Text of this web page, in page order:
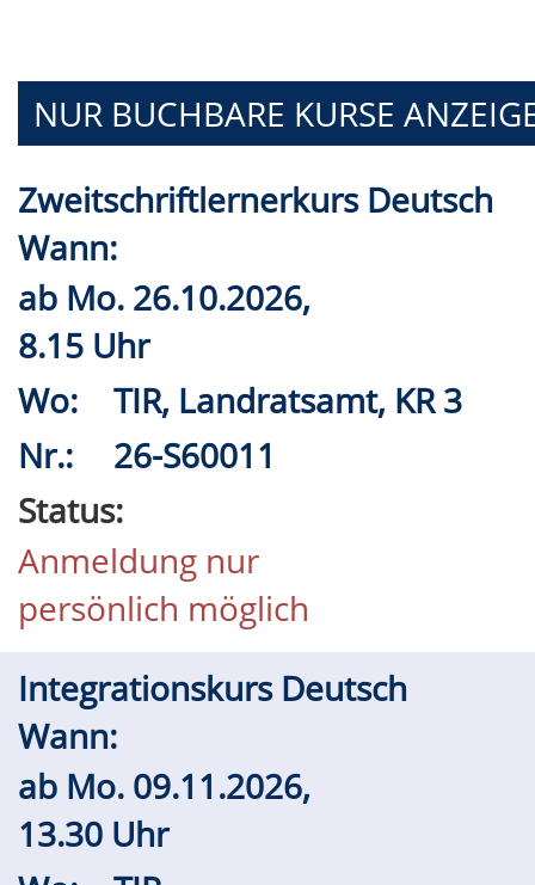
NUR BUCHBARE KURSE
Zweitschriftlernerkurs Deutsch
Wann:
ab Mo. 26.10.2026,
8.15 Uhr
Wo:
TIR, Landratsamt, KR 3
Nr.:
26-S60011
Status:
Anmeldung nur
persönlich möglich
Integrationskurs Deutsch
Wann:
ab Mo. 09.11.2026,
13.30 Uhr